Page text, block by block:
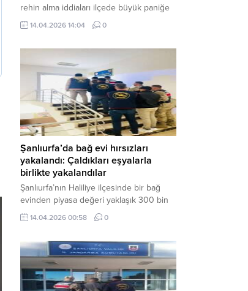
rehin alma iddiaları ilçede büyük paniğe
neden oldu. Olay yerine çok sayıda özel
harekat polisi ve sağlık ekibi sevk
çalışmaları devam ediyor. Haber Merkezi
– Siverek ilçesi Hasan Çelebi
Mahallesi’nde bulunan Ahmet Koyuncu
Mesleki...
14.04.2026 14:04 0
Şanlıurfa’da bağ evi hırsızları
yakalandı: Çaldıkları eşyalarla
birlikte yakalandılar
Şanlıurfa’nın Haliliye ilçesinde bir bağ
evinden piyasa değeri yaklaşık 300 bin
TL olan eşyaları çalan şüpheliler,
jandarmanın başarılı operasyonuyla
şüpheliden 2’si tutuklanarak cezaevine
gönderildi. Haber Merkezi – Şanlıurfa İl
Jandarma Komutanlığı, “Faili Meçhul
Hırsızlık Olaylarının Aydınlatılmasına”
14.04.2026 00:58 0